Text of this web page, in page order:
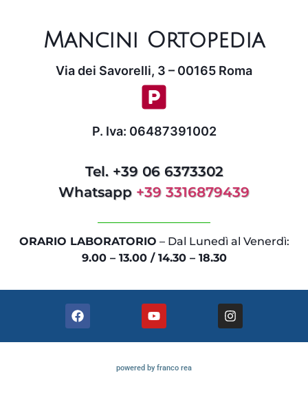
Mancini Ortopedia
Via dei Savorelli, 3 – 00165 Roma
P. Iva: 06487391002
Tel. +39 06 6373302
Whatsapp +39 3316879439
ORARIO LABORATORIO – Dal Lunedì al Venerdì:
9.00 – 13.00 / 14.30 – 18.30
powered by franco rea